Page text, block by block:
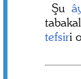
Şu
tefsiri